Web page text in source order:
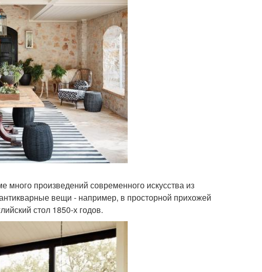
произведений современного искусства из
вещи - например, в просторной прихожей
стол 1850-х годов.